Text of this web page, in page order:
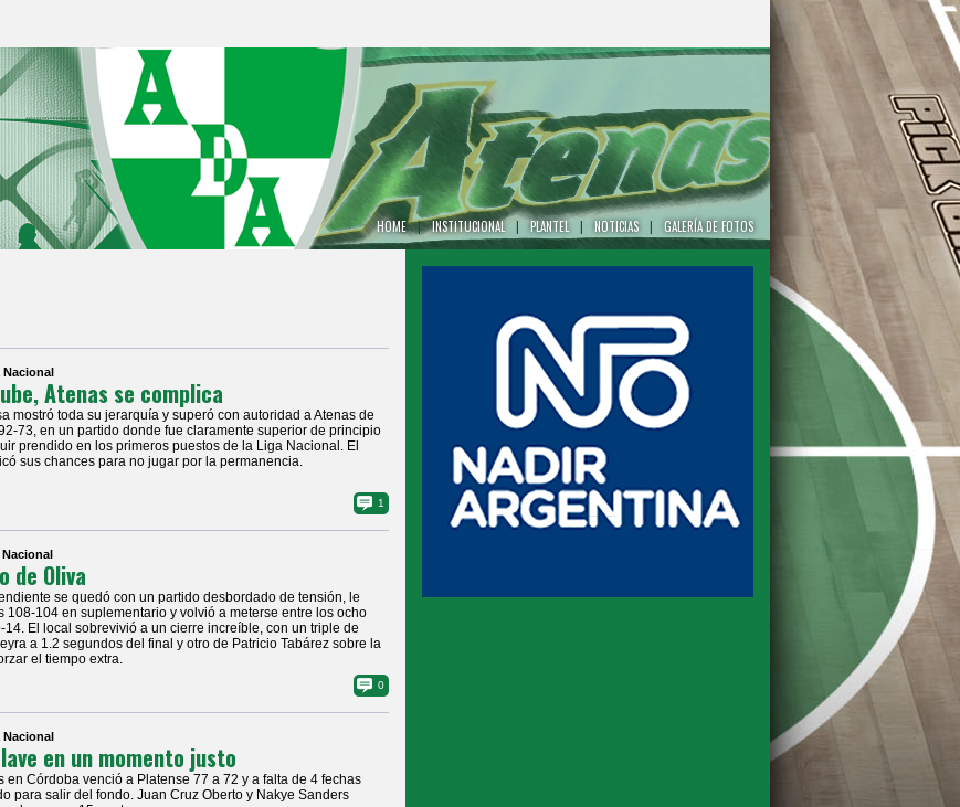
HOME | INSTITUCIONAL | PLANTEL | NOTICIAS | GALERÍA DE FOTOS
Nacional
Atenas se complica
mostró toda su jerarquía y superó con autoridad a Atenas de
73, en un partido donde fue claramente superior de principio
prendido en los primeros puestos de la Liga Nacional. El
sus chances para no jugar por la permanencia.
1
de Oliva
se quedó con un partido desbordado de tensión, le
108-104 en suplementario y volvió a meterse entre los ocho
14. El local sobrevivió a un cierre increíble, con un triple de
a 1.2 segundos del final y otro de Patricio Tabárez sobre la
el tiempo extra.
0
Nacional
en un momento justo
en Córdoba venció a Platense 77 a 72 y a falta de 4 fechas
para salir del fondo. Juan Cruz Oberto y Nakye Sanders